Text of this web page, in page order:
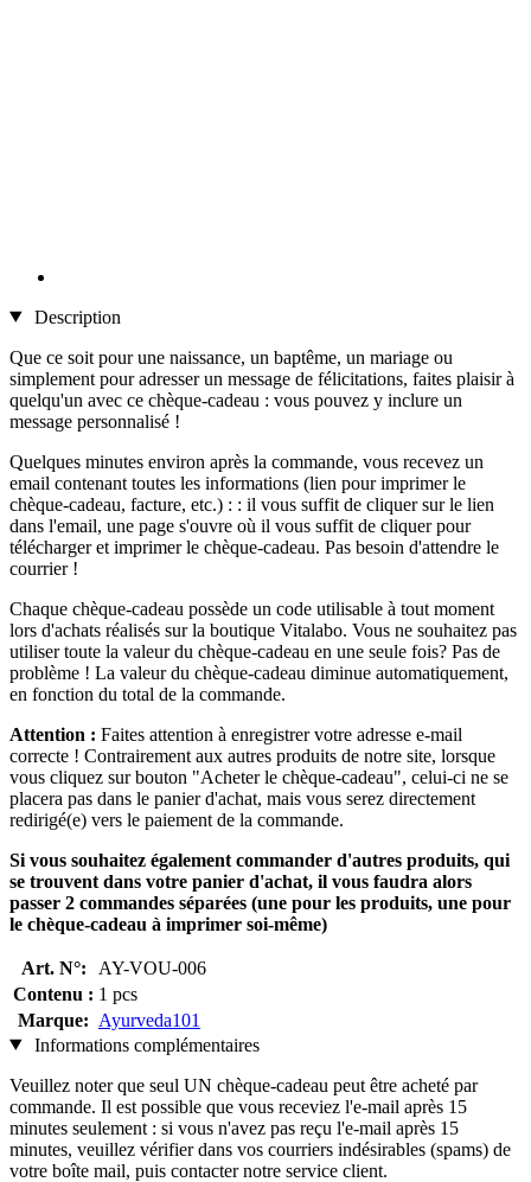
Description
Que ce soit pour une naissance, un baptême, un mariage ou
simplement pour adresser un message de félicitations, faites plaisir à
quelqu'un avec ce chèque-cadeau : vous pouvez y inclure un
message personnalisé !
Quelques minutes environ après la commande, vous recevez un
email contenant toutes les informations (lien pour imprimer le
chèque-cadeau, facture, etc.) : : il vous suffit de cliquer sur le lien
dans l'email, une page s'ouvre où il vous suffit de cliquer pour
télécharger et imprimer le chèque-cadeau. Pas besoin d'attendre le
courrier !
Chaque chèque-cadeau possède un code utilisable à tout moment
lors d'achats réalisés sur la boutique Vitalabo. Vous ne souhaitez pas
utiliser toute la valeur du chèque-cadeau en une seule fois? Pas de
problème ! La valeur du chèque-cadeau diminue automatiquement,
en fonction du total de la commande.
Attention : Faites attention à enregistrer votre adresse e-mail
correcte ! Contrairement aux autres produits de notre site, lorsque
vous cliquez sur bouton "Acheter le chèque-cadeau", celui-ci ne se
placera pas dans le panier d'achat, mais vous serez directement
redirigé(e) vers le paiement de la commande.
Si vous souhaitez également commander d'autres produits, qui
se trouvent dans votre panier d'achat, il vous faudra alors
passer 2 commandes séparées (une pour les produits, une pour
le chèque-cadeau à imprimer soi-même)
Art. N°:
AY-VOU-006
Contenu : 1 pcs
Marque: Ayurveda101
Informations complémentaires
Veuillez noter que seul UN chèque-cadeau peut être acheté par
commande. Il est possible que vous receviez l'e-mail après 15
minutes seulement : si vous n'avez pas reçu l'e-mail après 15
minutes, veuillez vérifier dans vos courriers indésirables (spams) de
votre boîte mail, puis contacter notre service client.